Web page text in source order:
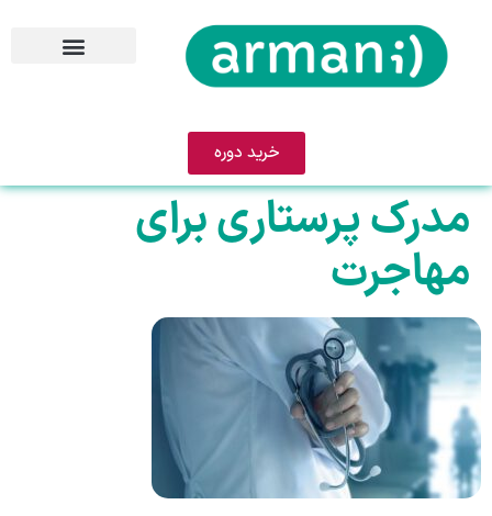
خرید دوره
مدرک پرستاری برای
مهاجرت